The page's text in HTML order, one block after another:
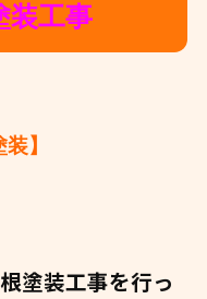
装工事
】
塗装工事を行っ